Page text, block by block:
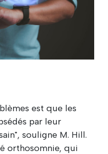
est que les
par leur
souligne M. Hill.
orthosomnie, qui